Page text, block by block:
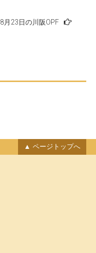
8月23日の川阪OPF
ページトップへ